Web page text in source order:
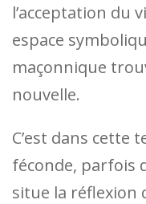
l’acceptation du
espace
maçonnique
nouvelle.
C’est dans cette
féconde, parfois
situe la réflexion